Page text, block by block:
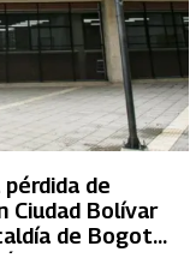
pérdida de
Ciudad Bolívar
de Bogotá
de